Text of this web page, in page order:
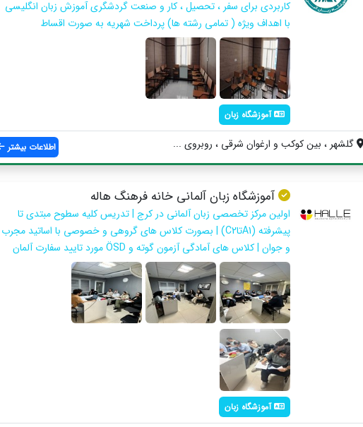
کاربردی برای سفر ، تحصیل ، کار و صنعت گردشگری آموزش زبان انگلیسی
با اهداف ویژه ( تمامی رشته ها) پرداخت شهریه به صورت اقساط
آموزشگاه زبان
گلشهر ، بین کوکب و ارغوان شرقی ، روبروی ... اطلاعات بیشتر
آموزشگاه زبان آلمانی خانه فرهنگ هاله
اولین مرکز تخصصی زبان آلمانی در کرج | تدریس کلیه سطوح مبتدی تا
پیشرفته (A1تاC2) | بصورت کلاس های گروهی و خصوصی با اساتید مجرب
و جوان | کلاس های آمادگی آزمون گوته و ÖSD مورد تایید سفارت آلمان
آموزشگاه زبان